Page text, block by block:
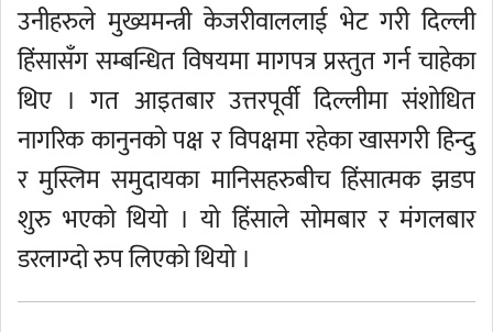
उनीहरुले मुख्यमन्त्री केजरीवाललाई भेट गरी दिल्ली
हिंसासँग सम्बन्धित विषयमा मागपत्र प्रस्तुत गर्न चाहेका
थिए । गत आइतबार उत्तरपूर्वी दिल्लीमा संशोधित
नागरिक कानुनको पक्ष र विपक्षमा रहेका खासगरी हिन्दु
र मुस्लिम समुदायका मानिसहरुबीच हिंसात्मक झडप
शुरु भएको थियो । यो हिंसाले सोमबार र मंगलबार
डरलाग्दो रुप लिएको थियो ।